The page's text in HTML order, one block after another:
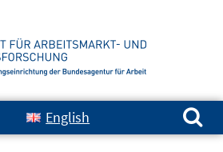
English
Suchen nach: